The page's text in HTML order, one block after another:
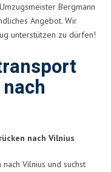
Bergmann
Angebot. Wir
unterstützen zu dürfen!
nach Vilnius
Vilnius und suchst